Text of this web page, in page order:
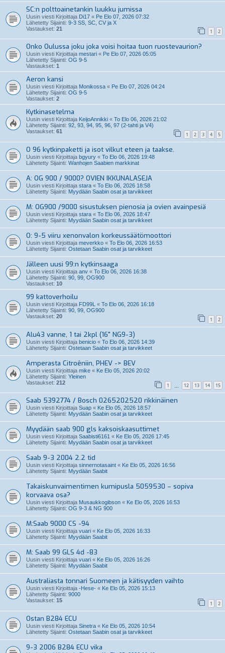
SC:n polttoainetankin luukku jumissa
Uusin viesti Kirjoittaja Di17 « Pe Elo 07, 2026 07:32
Lähetetty Sijainti: 9-3 SS, SC, CV ja X
Vastaukset: 21 1 2
Onko Oulussa joku joka voisi hoitaa tuon ruostevaurion?
Uusin viesti Kirjoittaja mestari « Pe Elo 07, 2026 05:05
Lähetetty Sijainti: OG 9-5
Vastaukset: 1
Aeron kansi
Uusin viesti Kirjoittaja Monikossa « Pe Elo 07, 2026 04:24
Lähetetty Sijainti: OG 9-5
Vastaukset: 2
Kytkinasetelma
Uusin viesti Kirjoittaja KeijoAnnikki « To Elo 06, 2026 21:02
Lähetetty Sijainti: 92, 93, 94, 95, 96, 97 (2-tahti ja V4)
Vastaukset: 61 1 2 3 4 5
O 96 kytkinpaketti ja isot vilkut eteen ja taakse.
Uusin viesti Kirjoittaja bgyury « To Elo 06, 2026 19:48
Lähetetty Sijainti: Wanhojen Saabien markkinat
A: OG 900 / 9000? OVIEN IKKUNALASEJA
Uusin viesti Kirjoittaja stara « To Elo 06, 2026 18:58
Lähetetty Sijainti: Myydään Saabin osat ja tarvikkeet
M: OG900 /9000 sisustuksen pienosia ja ovien avainpesiä
Uusin viesti Kirjoittaja stara « To Elo 06, 2026 18:47
Lähetetty Sijainti: Myydään Saabin osat ja tarvikkeet
O: 9-5 viiru xenonvalon korkeussäätömoottori
Uusin viesti Kirjoittaja meverkko « To Elo 06, 2026 16:53
Lähetetty Sijainti: Ostetaan Saabin osat ja tarvikkeet
Jälleen uusi 99:n kytkinsaaga
Uusin viesti Kirjoittaja anv « To Elo 06, 2026 16:38
Lähetetty Sijainti: 90, 99, OG900
Vastaukset: 10
99 kattoverhoilu
Uusin viesti Kirjoittaja FD99L « To Elo 06, 2026 16:18
Lähetetty Sijainti: 90, 99, OG900
Vastaukset: 20 1 2
Alu43 vanne, 1 tai 2kpl (16" NG9-3)
Uusin viesti Kirjoittaja benicio « To Elo 06, 2026 14:39
Lähetetty Sijainti: Ostetaan Saabin osat ja tarvikkeet
Amperasta Citroêniin, PHEV -> BEV
Uusin viesti Kirjoittaja mike « Ke Elo 05, 2026 20:02
Lähetetty Sijainti: Yleinen
Vastaukset: 212 1 12 13 14 15
Saab 5392774 / Bosch 0265202520 rikkinäinen
Uusin viesti Kirjoittaja Suap « Ke Elo 05, 2026 18:57
Lähetetty Sijainti: Myydään Saabin osat ja tarvikkeet
Myydään saab 900 gls kaksoiskaasuttimet
Uusin viesti Kirjoittaja Saabisti6161 « Ke Elo 05, 2026 17:45
Lähetetty Sijainti: Myydään Saabin osat ja tarvikkeet
Saab 9-3 2004 2.2 tid
Uusin viesti Kirjoittaja sinnernotasaint « Ke Elo 05, 2026 16:56
Lähetetty Sijainti: Myydään Saabit
Takaiskunvaimentimen kumipusla 5059530 – sopiva
korvaava osa?
Uusin viesti Kirjoittaja Musaukkogibson « Ke Elo 05, 2026 16:53
Lähetetty Sijainti: OG 9-3 & NG 900
M:Saab 9000 CS -94
Uusin viesti Kirjoittaja vuari « Ke Elo 05, 2026 16:33
Lähetetty Sijainti: Myydään Saabit
M: Saab 99 GLS 4d -83
Uusin viesti Kirjoittaja vuari « Ke Elo 05, 2026 16:26
Lähetetty Sijainti: Myydään Saabit
Australiasta tonnari Suomeen ja kätisyyden vaihto
Uusin viesti Kirjoittaja -Hese- « Ke Elo 05, 2026 15:13
Lähetetty Sijainti: 9000
Vastaukset: 15 1 2
Ostan B284 ECU
Uusin viesti Kirjoittaja Sinetra « Ke Elo 05, 2026 10:54
Lähetetty Sijainti: Ostetaan Saabin osat ja tarvikkeet
9-3 2006 B284 ECU vika